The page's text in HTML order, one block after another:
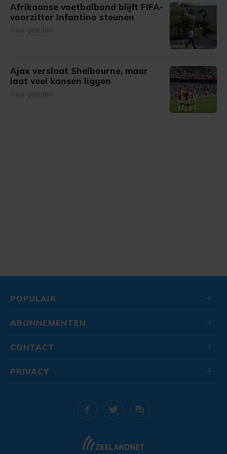
Afrikaanse voetbalbond blijft FIFA-
voorzitter Infantino steunen
7 uur geleden
Ajax verslaat Shelbourne, maar
laat veel kansen liggen
7 uur geleden
POPULAIR
ABONNEMENTEN
CONTACT
PRIVACY